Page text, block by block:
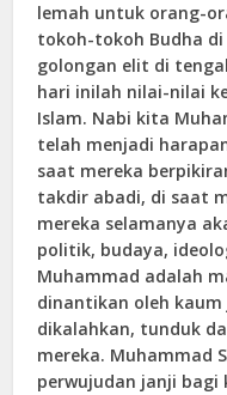
lemah untuk orang-
tokoh-tokoh Budha
golongan elit di
hari inilah nilai-nilai
Islam. Nabi kita
telah menjadi
saat mereka
takdir abadi, di saat
mereka selamanya
politik, budaya,
Muhammad adalah
dinantikan oleh
dikalahkan, tunduk
mereka. Muhammad
perwujudan janji bagi